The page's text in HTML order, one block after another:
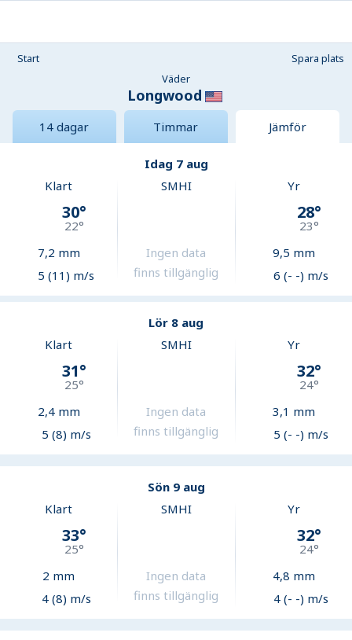
Start
Spara plats
Väder
Longwood
14 dagar Timmar Jämför
Idag 7 aug
Klart
30°
22°
7,2 mm
5 (11) m/s
SMHI
Ingen data
finns tillgänglig
Yr
28°
23°
9,5 mm
6 (- -) m/s
Lör 8 aug
Klart
31°
25°
2,4mm
5 (8) m/s
SMHI
Ingen data
finns tillgänglig
Yr
32°
24°
3,1 mm
5 (- -) m/s
Sön 9 aug
Klart
33°
25°
2 mm
4 (8) m/s
SMHI
Ingen data
finns tillgänglig
Yr
32°
24°
4,8 mm
4 (- -) m/s